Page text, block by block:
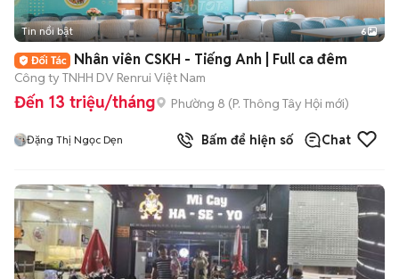
+2
Tin nổi bật 6
Nhân viên CSKH - Tiếng Anh | Full ca đêm
Công ty TNHH DV Renrui Việt Nam
Đến 13 triệu/tháng Phường 8 (P. Thông Tây Hội mới)
Đặng Thị Ngọc Dẹn Bấm để hiện số Chat